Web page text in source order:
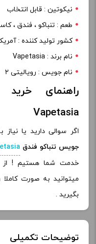
نیکوتین : قابل انتخاب
طعم : تنباکو ، فندق ،
کشور تولید کننده :
نام برند : Vapetasia
نام جویس : رویالیتی ۲
راهنمای
Vapetasia
اگر سوالی دارید یا
جویس تنباکو فندق
خدمت شما هستیم ! از
میتوانید به صورت
بگیرید .
توضیحات تکمیلی